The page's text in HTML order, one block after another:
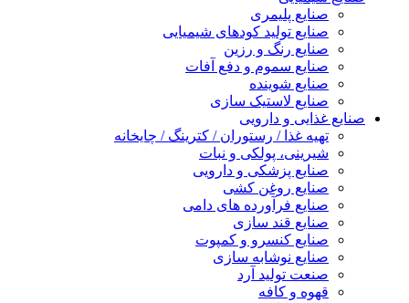
صنایع پلیمری
صنایع تولید کودهای شیمیایی
صنایع رنگ و رزین
صنایع سموم و دفع آفات
صنایع شوینده
صنایع لاستیک سازی
صنایع غذایی و دارویی
تهیه غذا / رستوران / کترینگ / چایخانه
شیرینی، پولکی و نبات
صنایع پزشکی و دارویی
صنایع روغن کشی
صنایع فرآورده های دامی
صنایع قند سازی
صنایع کنسرو و کمپوت
صنایع نوشابه سازی
صنعت تولید آرد
قهوه و کافه